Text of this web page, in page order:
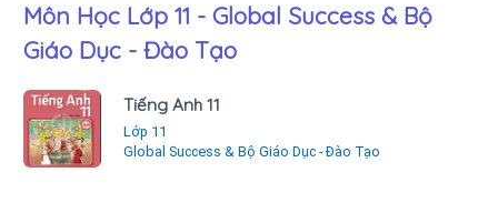
Môn Học Lớp 11 - Global Success & Bộ
Giáo Dục - Đào Tạo
Tiếng Anh 11
Lớp 11
Global Success & Bộ Giáo Dục - Đào Tạo